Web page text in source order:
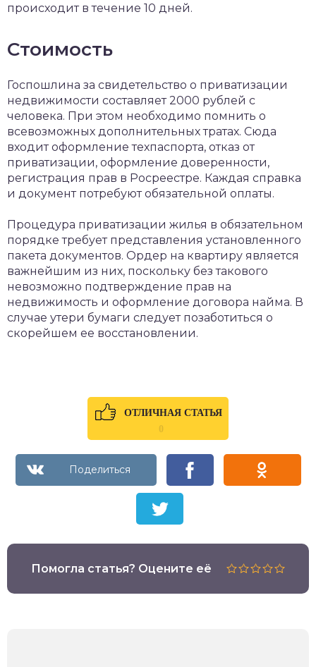
происходит в течение 10 дней.
Стоимость
Госпошлина за свидетельство о приватизации
недвижимости составляет 2000 рублей с
человека. При этом необходимо помнить о
всевозможных дополнительных тратах. Сюда
входит оформление техпаспорта, отказ от
приватизации, оформление доверенности,
регистрация прав в Росреестре. Каждая справка
и документ потребуют обязательной оплаты.
Процедура приватизации жилья в обязательном
порядке требует представления установленного
пакета документов. Ордер на квартиру является
важнейшим из них, поскольку без такового
невозможно подтверждение прав на
недвижимость и оформление договора найма. В
случае утери бумаги следует позаботиться о
скорейшем ее восстановлении.
ОТЛИЧНАЯ СТАТЬЯ
0
Помогла статья? Оцените её